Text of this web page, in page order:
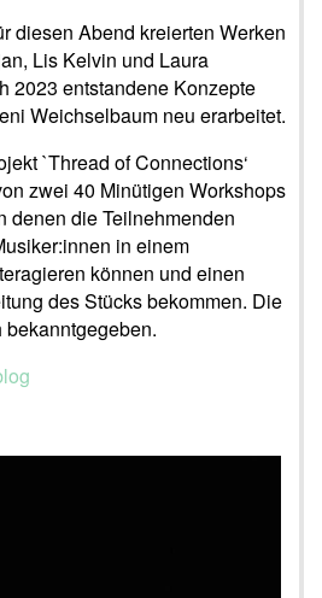
diesen Abend kreierten Werken
Lis Kelvin und Laura
2023 entstandene Konzepte
Weichselbaum neu erarbeitet.
`Thread of Connections‘
zwei 40 Minütigen Workshops
denen die Teilnehmenden
in einem
können und einen
des Stücks bekommen. Die